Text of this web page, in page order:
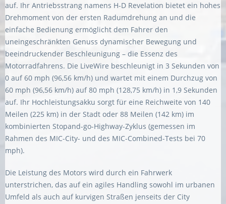
auf. Ihr Antriebsstrang namens H-D Revelation bietet ein hohes
Drehmoment von der ersten Radumdrehung an und die
einfache Bedienung ermöglicht dem Fahrer den
uneingeschränkten Genuss dynamischer Bewegung und
beeindruckender Beschleunigung – die Essenz des
Motorradfahrens. Die LiveWire beschleunigt in 3 Sekunden von
0 auf 60 mph (96,56 km/h) und wartet mit einem Durchzug von
60 mph (96,56 km/h) auf 80 mph (128,75 km/h) in 1,9 Sekunden
auf. Ihr Hochleistungsakku sorgt für eine Reichweite von 140
Meilen (225 km) in der Stadt oder 88 Meilen (142 km) im
kombinierten Stopand-go-Highway-Zyklus (gemessen im
Rahmen des MIC-City- und des MIC-Combined-Tests bei 70
mph).
Die Leistung des Motors wird durch ein Fahrwerk
unterstrichen, das auf ein agiles Handling sowohl im urbanen
Umfeld als auch auf kurvigen Straßen jenseits der City